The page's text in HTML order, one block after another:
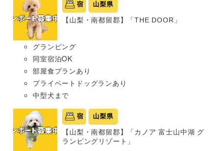
宿 山梨県
【山梨・南都留郡】「THE DOOR」
グランピング
同室宿泊OK
部屋食プランあり
プライベートドッグランあり
中型犬まで
宿 山梨県
【山梨・南都留郡】「カノア 富士山中湖 グ
ランピングリゾート」